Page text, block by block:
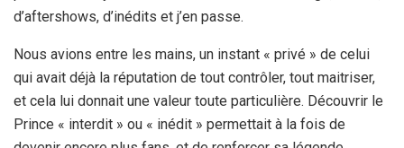
d’aftershows, d’inédits et j’en passe.
Nous avions entre les mains, un instant « privé » de celui
qui avait déjà la réputation de tout contrôler, tout maitriser,
et cela lui donnait une valeur toute particulière. Découvrir le
Prince « interdit » ou « inédit » permettait à la fois de